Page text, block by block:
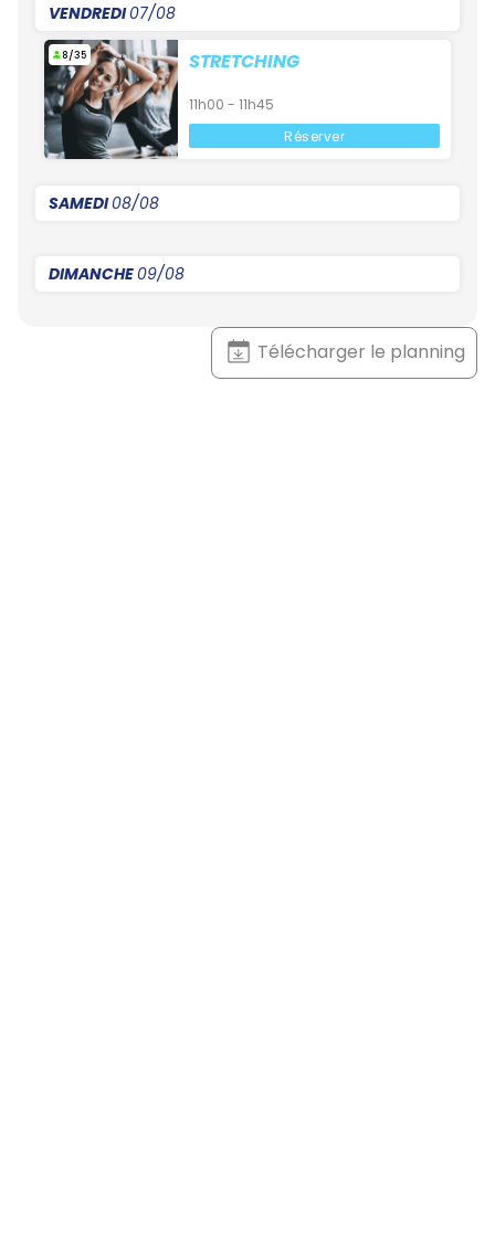
VENDREDI07/08
8/35 STRETCHING
11h00 - 11h45
Réserver
SAMEDI08/08
DIMANCHE 09/08
Télécharger le planning